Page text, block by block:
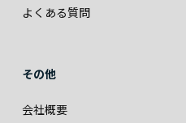
よくある質問
その他
会社概要